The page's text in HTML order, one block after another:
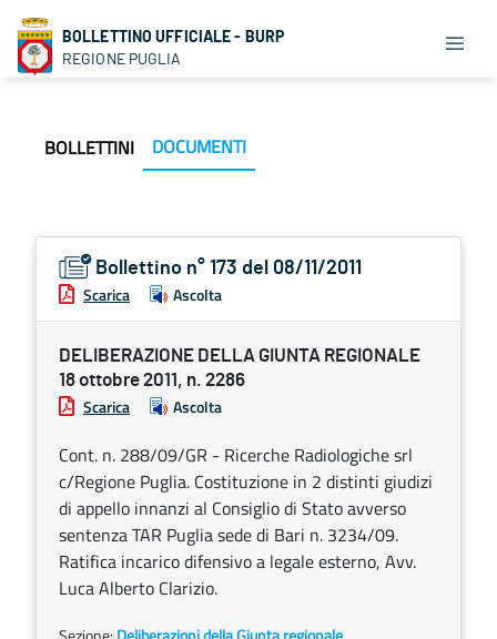
BOLLETTINO UFFICIALE - BURP
REGIONE PUGLIA
BOLLETTINI DOCUMENTI
Bollettino n° 173 del 08/11/2011
Scarica Ascolta
DELIBERAZIONE DELLA GIUNTA REGIONALE
18 ottobre 2011, n. 2286
Scarica Ascolta
Cont. n. 288/09/GR - Ricerche Radiologiche srl
c/Regione Puglia. Costituzione in 2 distinti giudizi
di appello innanzi al Consiglio di Stato avverso
sentenza TAR Puglia sede di Bari n. 3234/09.
Ratifica incarico difensivo a legale esterno, Avv.
Luca Alberto Clarizio.